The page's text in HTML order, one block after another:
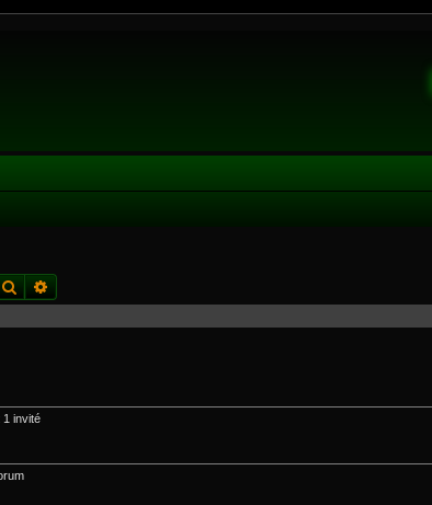
RechercherRecherche avancée
1 invité